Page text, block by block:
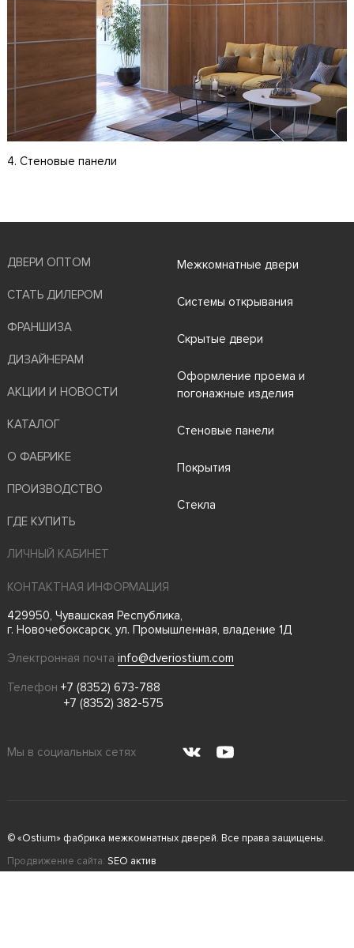
4. Стеновые панели
ДВЕРИ ОПТОМ
СТАТЬ ДИЛЕРОМ
ФРАНШИЗА
ДИЗАЙНЕРАМ
АКЦИИ И НОВОСТИ
КАТАЛОГ
О ФАБРИКЕ
ПРОИЗВОДСТВО
ГДЕ КУПИТЬ
Межкомнатные двери
Системы открывания
Скрытые двери
Оформление проема и
погонажные изделия
Стеновые панели
Покрытия
Стекла
ЛИЧНЫЙ КАБИНЕТ
КОНТАКТНАЯ ИНФОРМАЦИЯ
429950, Чувашская Республика,
г. Новочебоксарск, ул. Промышленная, владение 1Д
Электронная почта info@dveriostium.com
Телефон +7 (8352) 673-788
+7 (8352) 382-575
Мы в социальных сетях
© «Ostium» фабрика межкомнатных дверей. Все права защищены.
Продвижение сайта: SEO актив